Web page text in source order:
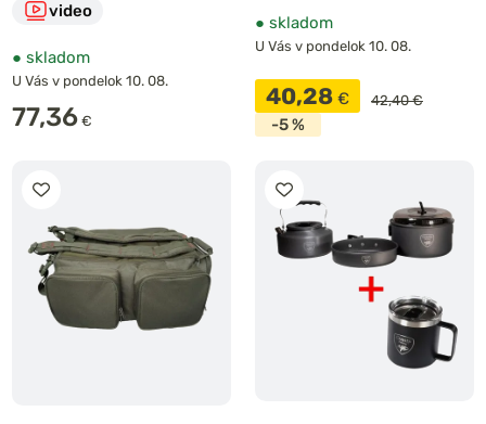
video
● skladom
U Vás v pondelok 10. 08.
77,36 €
● skladom
U Vás v pondelok 10. 08.
40,28 € 42,40 €
-5 %